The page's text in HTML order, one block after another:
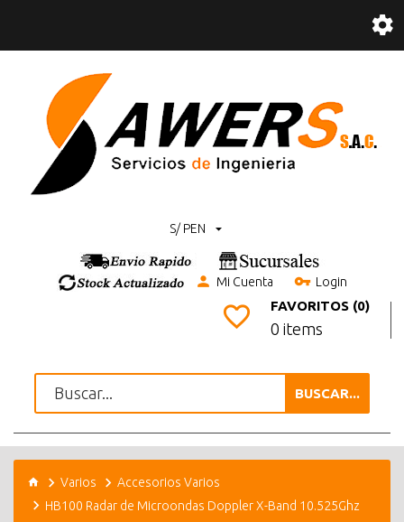
S/ PEN
Mi Cuenta Login
FAVORITOS (0)
0 items
BUSCAR...
Varios
Accesorios Varios
HB100 Radar de Microondas Doppler X-Band 10.525Ghz